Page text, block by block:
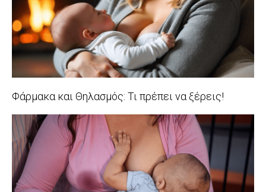
Φάρμακα και Θηλασμός: Τι πρέπει να ξέρεις!
2025-
02-
07